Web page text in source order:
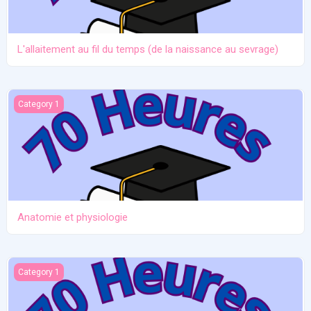
L'allaitement au fil du temps (de la naissance au sevrage)
Anatomie et physiologie
Category 1
Anatomie et physiologie
Ictère et hypoglycémie
Category 1